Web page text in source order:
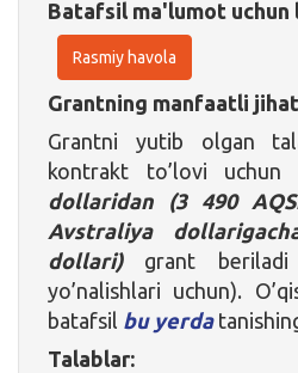
Batafsil ma'lumot uchun
Rasmiy havola
Grantning manfaatli
Grantni yutib olgan
kontrakt to’lovi uchun
dollaridan (3 490
Avstraliya
dollari)grant
yo’nalishlari uchun).
batafsil bu yerda
Talablar: